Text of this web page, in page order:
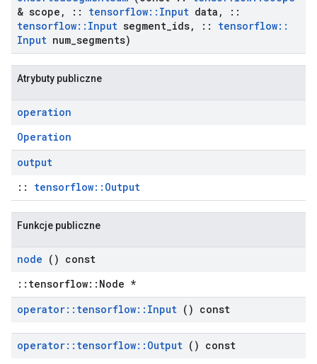
& scope , :: tensorflow:: Input data ,
::
tensorflow:: Input segment ids, :: tensorflow::
Input num segments)
Atrybuty publiczne
operation
Operation
output
:: tensorflow::Output
Funkcje publiczne
node () const
::tensorflow::Node *
operator:: tensorflow:: Input () const
operator:: tensorflow:: Output () const